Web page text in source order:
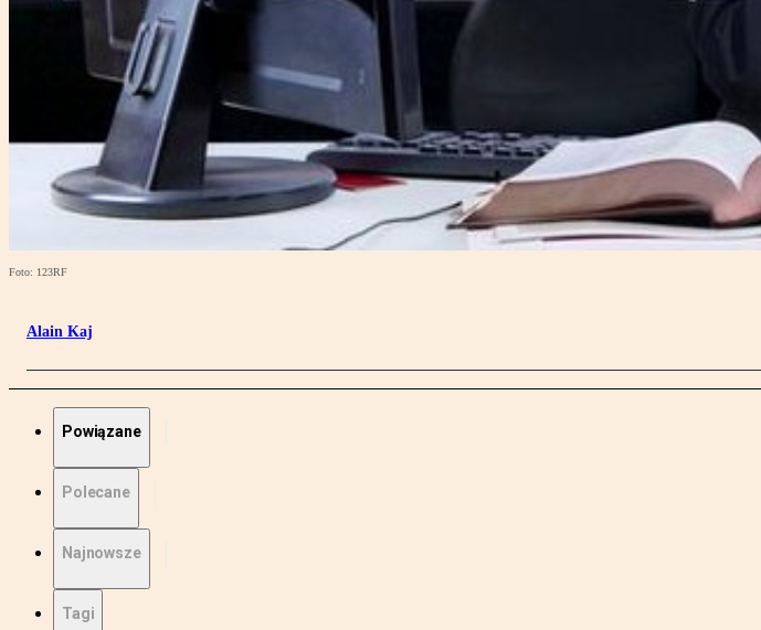
Foto: 123RF
Alain Kaj
Powiązane
Polecane
Najnowsze
Tagi